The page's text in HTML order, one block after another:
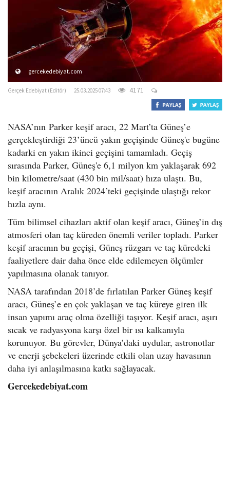
gercekedebiyat.com
Gerçek Edebiyat (Editör) 25.03.2025 07:43 4171
NASA’nın Parker keşif aracı, 22 Mart’ta Güneş’e
gerçekleştirdiği 23’üncü yakın geçişinde Güneş'e bugüne
kadarki en yakın ikinci geçişini tamamladı. Geçiş
sırasında Parker, Güneş'e 6,1 milyon km yaklaşarak 692
bin kilometre/saat (430 bin mil/saat) hıza ulaştı. Bu,
keşif aracının Aralık 2024’teki geçişinde ulaştığı rekor
hızla aynı.
Tüm bilimsel cihazları aktif olan keşif aracı, Güneş’in dış
atmosferi olan taç küreden önemli veriler topladı. Parker
keşif aracının bu geçişi, Güneş rüzgarı ve taç küredeki
faaliyetlere dair daha önce elde edilemeyen ölçümler
yapılmasına olanak tanıyor.
NASA tarafından 2018’de fırlatılan Parker Güneş keşif
aracı, Güneş’e en çok yaklaşan ve taç küreye giren ilk
insan yapımı araç olma özelliği taşıyor. Keşif aracı, aşırı
sıcak ve radyasyona karşı özel bir ısı kalkanıyla
korunuyor. Bu görevler, Dünya’daki uydular, astronotlar
ve enerji şebekeleri üzerinde etkili olan uzay havasının
daha iyi anlaşılmasına katkı sağlayacak.
Gercekedebiyat.com